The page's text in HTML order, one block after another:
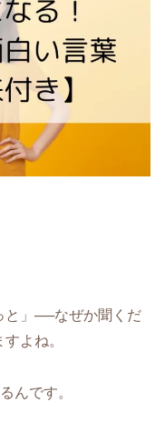
と」──なぜか聞くだ
よね。
んです。